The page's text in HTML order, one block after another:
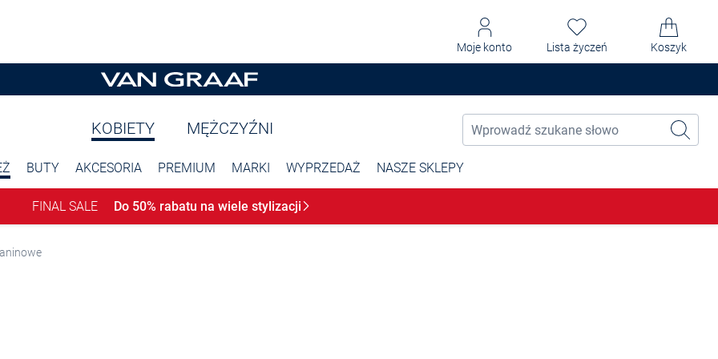
Moje konto Lista życzeń Koszyk
KOBIETY MĘŻCZYŹNI
BUTY AKCESORIA PREMIUM MARKI WYPRZEDAŻ NASZE SKLEPY
FINAL SALE Do 50% rabatu na wiele stylizacji